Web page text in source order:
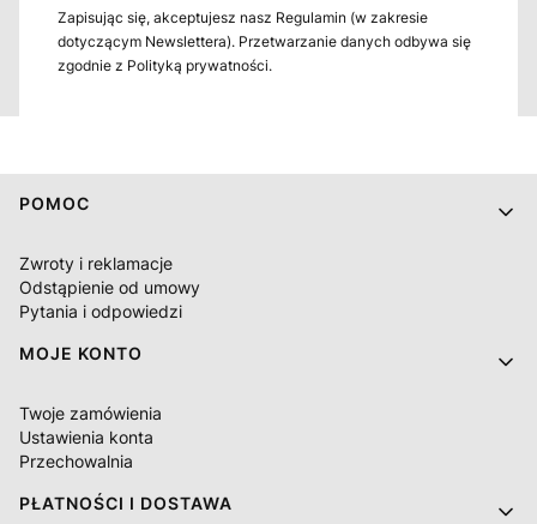
Zapisując się, akceptujesz nasz Regulamin (w zakresie
dotyczącym Newslettera). Przetwarzanie danych odbywa się
zgodnie z Polityką prywatności.
Linki w stopce
POMOC
Zwroty i reklamacje
Odstąpienie od umowy
Pytania i odpowiedzi
MOJE KONTO
Twoje zamówienia
Ustawienia konta
Przechowalnia
PŁATNOŚCI I DOSTAWA